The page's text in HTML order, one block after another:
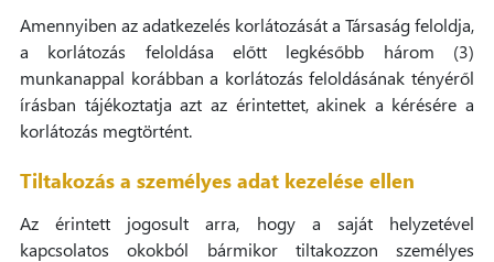
Amennyiben az adatkezelés korlátozását a Társaság feloldja,
a korlátozás feloldása előtt legkésőbb három (3)
munkanappal korábban a korlátozás feloldásának tényéről
írásban tájékoztatja azt az érintettet, akinek a kérésére a
korlátozás megtörtént.
Tiltakozás a személyes adat kezelése ellen
Az érintett jogosult arra, hogy a saját helyzetével
kapcsolatos okokból bármikor tiltakozzon személyes